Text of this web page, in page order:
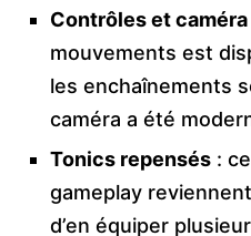
Contrôles et
mouvements est
les enchaînements
caméra a été
Tonics repensés :
gameplay
d’en équiper